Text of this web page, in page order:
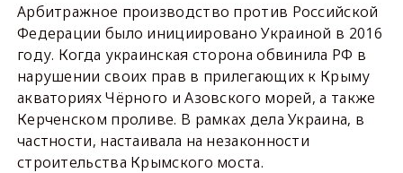
Арбитражное производство против Российской
Федерации было инициировано Украиной в 2016
году. Когда украинская сторона обвинила РФ в
нарушении своих прав в прилегающих к Крыму
акваториях Чёрного и Азовского морей, а также
Керченском проливе. В рамках дела Украина, в
частности, настаивала на незаконности
строительства Крымского моста.